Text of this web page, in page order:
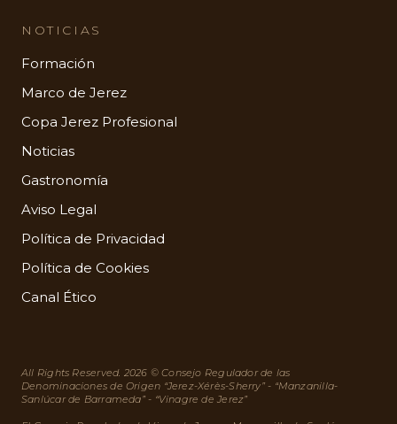
NOTICIAS
Formación
Marco de Jerez
Copa Jerez Profesional
Noticias
Gastronomía
Aviso Legal
Política de Privacidad
Política de Cookies
Canal Ético
All Rights Reserved. 2026 © Consejo Regulador de las
Denominaciones de Origen “Jerez-Xérès-Sherry” - “Manzanilla-
Sanlúcar de Barrameda” - “Vinagre de Jerez”